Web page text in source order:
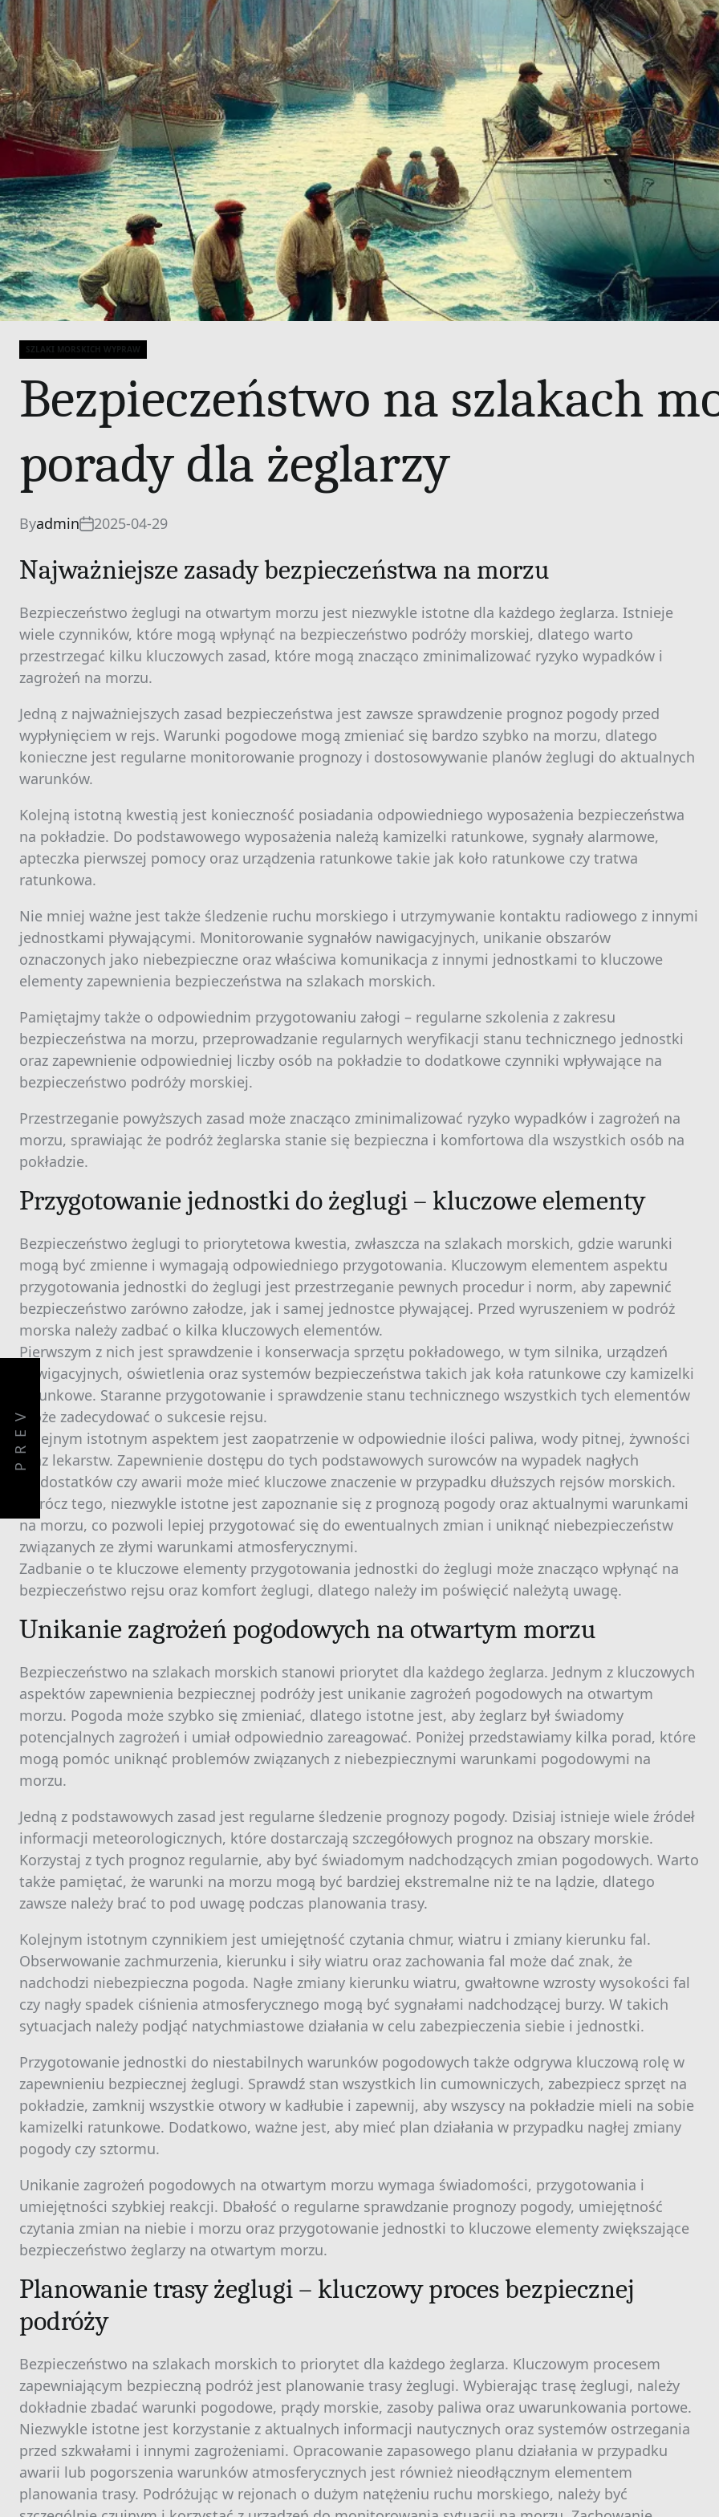
Categories
SZLAKI MORSKICH WYPRAW
Bezpieczeństwo na szlakach
porady dla żeglarzy
Byadmin 2025-04-29
Najważniejsze zasady bezpieczeństwa na morzu
Bezpieczeństwo żeglugi na otwartym morzu jest niezwykle istotne dla każdego żeglarza. Istnieje
wiele czynników, które mogą wpłynąć na bezpieczeństwo podróży morskiej, dlatego warto
przestrzegać kilku kluczowych zasad, które mogą znacząco zminimalizować ryzyko wypadków i
zagrożeń na morzu.
Jedną z najważniejszych zasad bezpieczeństwa jest zawsze sprawdzenie prognoz pogody przed
wypłynięciem w rejs. Warunki pogodowe mogą zmieniać się bardzo szybko na morzu, dlatego
konieczne jest regularne monitorowanie prognozy i dostosowywanie planów żeglugi do aktualnych
warunków.
Kolejną istotną kwestią jest konieczność posiadania odpowiedniego wyposażenia bezpieczeństwa
na pokładzie. Do podstawowego wyposażenia należą kamizelki ratunkowe, sygnały alarmowe,
apteczka pierwszej pomocy oraz urządzenia ratunkowe takie jak koło ratunkowe czy tratwa
ratunkowa.
Nie mniej ważne jest także śledzenie ruchu morskiego i utrzymywanie kontaktu radiowego z innymi
jednostkami pływającymi. Monitorowanie sygnałów nawigacyjnych, unikanie obszarów
oznaczonych jako niebezpieczne oraz właściwa komunikacja z innymi jednostkami to kluczowe
elementy zapewnienia bezpieczeństwa na szlakach morskich.
Pamiętajmy także o odpowiednim przygotowaniu załogi – regularne szkolenia z zakresu
bezpieczeństwa na morzu, przeprowadzanie regularnych weryfikacji stanu technicznego jednostki
oraz zapewnienie odpowiedniej liczby osób na pokładzie to dodatkowe czynniki wpływające na
bezpieczeństwo podróży morskiej.
Przestrzeganie powyższych zasad może znacząco zminimalizować ryzyko wypadków i zagrożeń na
morzu, sprawiając że podróż żeglarska stanie się bezpieczna i komfortowa dla wszystkich osób na
pokładzie.
Przygotowanie jednostki do żeglugi – kluczowe elementy
Bezpieczeństwo żeglugi to priorytetowa kwestia, zwłaszcza na szlakach morskich, gdzie warunki
mogą być zmienne i wymagają odpowiedniego przygotowania. Kluczowym elementem aspektu
przygotowania jednostki do żeglugi jest przestrzeganie pewnych procedur i norm, aby zapewnić
bezpieczeństwo zarówno załodze, jak i samej jednostce pływającej. Przed wyruszeniem w podróż
morska należy zadbać o kilka kluczowych elementów.
Pierwszym z nich jest sprawdzenie i konserwacja sprzętu pokładowego, w tym silnika, urządzeń
nawigacyjnych, oświetlenia oraz systemów bezpieczeństwa takich jak koła ratunkowe czy kamizelki
ratunkowe. Staranne przygotowanie i sprawdzenie stanu technicznego wszystkich tych elementów
może zadecydować o sukcesie rejsu.
Kolejnym istotnym aspektem jest zaopatrzenie w odpowiednie ilości paliwa, wody pitnej, żywności
oraz lekarstw. Zapewnienie dostępu do tych podstawowych surowców na wypadek nagłych
niedostatków czy awarii może mieć kluczowe znaczenie w przypadku dłuższych rejsów morskich.
Oprócz tego, niezwykle istotne jest zapoznanie się z prognozą pogody oraz aktualnymi warunkami
na morzu, co pozwoli lepiej przygotować się do ewentualnych zmian i uniknąć niebezpieczeństw
związanych ze złymi warunkami atmosferycznymi.
Zadbanie o te kluczowe elementy przygotowania jednostki do żeglugi może znacząco wpłynąć na
bezpieczeństwo rejsu oraz komfort żeglugi, dlatego należy im poświęcić należytą uwagę.
Unikanie zagrożeń pogodowych na otwartym morzu
Bezpieczeństwo na szlakach morskich stanowi priorytet dla każdego żeglarza. Jednym z kluczowych
aspektów zapewnienia bezpiecznej podróży jest unikanie zagrożeń pogodowych na otwartym
morzu. Pogoda może szybko się zmieniać, dlatego istotne jest, aby żeglarz był świadomy
potencjalnych zagrożeń i umiał odpowiednio zareagować. Poniżej przedstawiamy kilka porad, które
mogą pomóc uniknąć problemów związanych z niebezpiecznymi warunkami pogodowymi na
morzu.
Jedną z podstawowych zasad jest regularne śledzenie prognozy pogody. Dzisiaj istnieje wiele źródeł
informacji meteorologicznych, które dostarczają szczegółowych prognoz na obszary morskie.
Korzystaj z tych prognoz regularnie, aby być świadomym nadchodzących zmian pogodowych. Warto
także pamiętać, że warunki na morzu mogą być bardziej ekstremalne niż te na lądzie, dlatego
zawsze należy brać to pod uwagę podczas planowania trasy.
Kolejnym istotnym czynnikiem jest umiejętność czytania chmur, wiatru i zmiany kierunku fal.
Obserwowanie zachmurzenia, kierunku i siły wiatru oraz zachowania fal może dać znak, że
nadchodzi niebezpieczna pogoda. Nagłe zmiany kierunku wiatru, gwałtowne wzrosty wysokości fal
czy nagły spadek ciśnienia atmosferycznego mogą być sygnałami nadchodzącej burzy. W takich
sytuacjach należy podjąć natychmiastowe działania w celu zabezpieczenia siebie i jednostki.
Przygotowanie jednostki do niestabilnych warunków pogodowych także odgrywa kluczową rolę w
zapewnieniu bezpiecznej żeglugi. Sprawdź stan wszystkich lin cumowniczych, zabezpiecz sprzęt na
pokładzie, zamknij wszystkie otwory w kadłubie i zapewnij, aby wszyscy na pokładzie mieli na sobie
kamizelki ratunkowe. Dodatkowo, ważne jest, aby mieć plan działania w przypadku nagłej zmiany
pogody czy sztormu.
Unikanie zagrożeń pogodowych na otwartym morzu wymaga świadomości, przygotowania i
umiejętności szybkiej reakcji. Dbałość o regularne sprawdzanie prognozy pogody, umiejętność
czytania zmian na niebie i morzu oraz przygotowanie jednostki to kluczowe elementy zwiększające
bezpieczeństwo żeglarzy na otwartym morzu.
Planowanie trasy żeglugi – kluczowy proces bezpiecznej
podróży
Bezpieczeństwo na szlakach morskich to priorytet dla każdego żeglarza. Kluczowym procesem
zapewniającym bezpieczną podróż jest planowanie trasy żeglugi. Wybierając trasę żeglugi, należy
dokładnie zbadać warunki pogodowe, prądy morskie, zasoby paliwa oraz uwarunkowania portowe.
Niezwykle istotne jest korzystanie z aktualnych informacji nautycznych oraz systemów ostrzegania
przed szkwałami i innymi zagrożeniami. Opracowanie zapasowego planu działania w przypadku
awarii lub pogorszenia warunków atmosferycznych jest również nieodłącznym elementem
planowania trasy. Podróżując w rejonach o dużym natężeniu ruchu morskiego, należy być
PREV